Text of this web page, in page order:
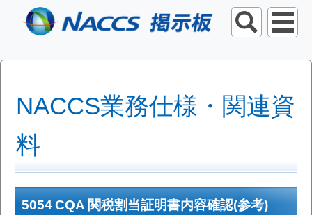
NACCS業務仕様・関連資
料
5054 CQA 関税割当証明書内容確認(参考)